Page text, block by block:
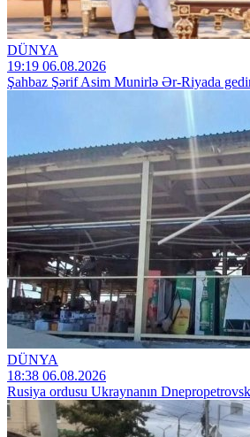
DÜNYA
19:19 06.08.2026
Şahbaz Şərif Asim Munirlə Ər-Riyada
DÜNYA
18:38 06.08.2026
Rusiya ordusu Ukraynanın